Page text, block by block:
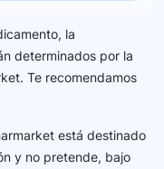
la
determinados por la
Te recomendamos
está destinado
y no pretende, bajo